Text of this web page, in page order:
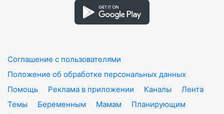
Соглашение с пользователями
Положение об обработке персональных данных
Помощь
Реклама в приложении Каналы
Лента
Темы
Беременным Мамам
Планирующим